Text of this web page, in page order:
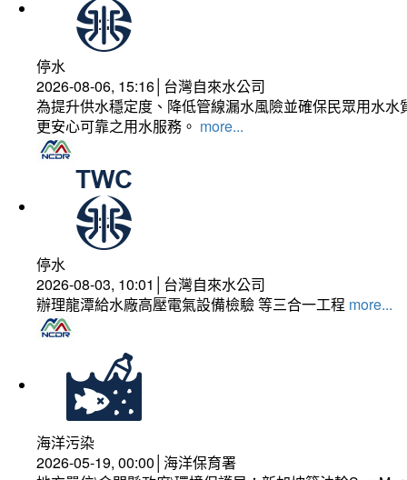
停水
2026-08-06, 15:16│台灣自來水公司
為提升供水穩定度、降低管線漏水風險並確保民眾用水
更安心可靠之用水服務。 more...
停水
2026-08-03, 10:01│台灣自來水公司
辦理龍潭給水廠高壓電氣設備檢驗 等三合一工程 more...
海洋污染
2026-05-19, 00:00│海洋保育署